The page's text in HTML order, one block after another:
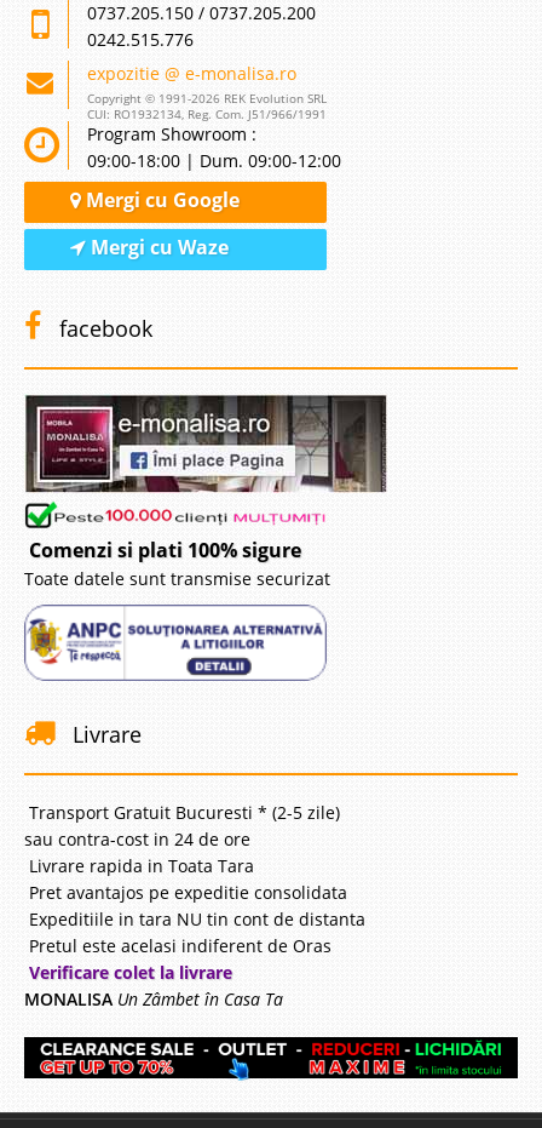
0737.205.150 / 0737.205.200
0242.515.776
expozitie @ e-monalisa.ro
Copyright © 1991-2026 REK Evolution SRL
CUI: RO1932134, Reg. Com. J51/966/1991
Program Showroom :
09:00-18:00 | Dum. 09:00-12:00
Mergi cu Google
Mergi cu Waze
facebook
Comenzi si plati 100% sigure
Toate datele sunt transmise securizat
Livrare
Transport Gratuit Bucuresti * (2-5 zile)
sau contra-cost in 24 de ore
Livrare rapida in Toata Tara
Pret avantajos pe expeditie consolidata
Expeditiile in tara NU tin cont de distanta
Pretul este acelasi indiferent de Oras
Verificare colet la livrare
MONALISA Un Zâmbet în Casa Ta